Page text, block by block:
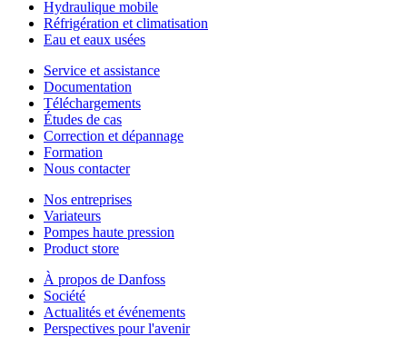
Hydraulique mobile
Réfrigération et climatisation
Eau et eaux usées
Service et assistance
Documentation
Téléchargements
Études de cas
Correction et dépannage
Formation
Nous contacter
Nos entreprises
Variateurs
Pompes haute pression
Product store
À propos de Danfoss
Société
Actualités et événements
Perspectives pour l'avenir